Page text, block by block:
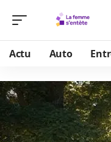
Actu Auto